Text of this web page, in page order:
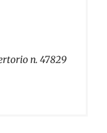
n. 47829